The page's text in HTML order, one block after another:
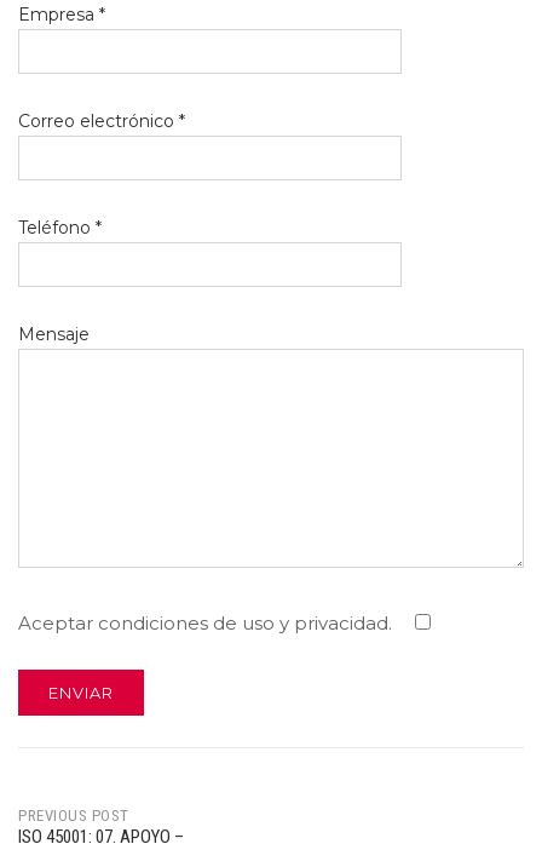
Empresa *
Correo electrónico *
Teléfono *
Mensaje
Aceptar condiciones de uso y privacidad.
PREVIOUS POST
ISO 45001: 07. APOYO –